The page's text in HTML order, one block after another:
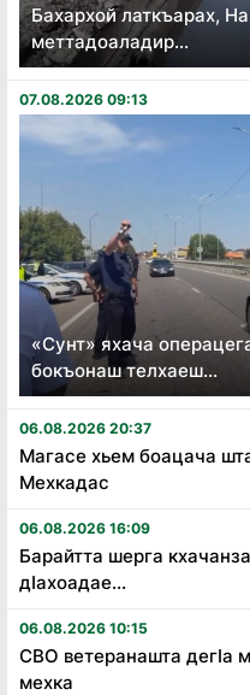
Бахархой латкъарах,
меттадоаладир...
07.08.2026 09:13
«Сунт» яхача
бокъонаш телхаеш...
06.08.2026 20:37
Магасе хьем боацача
Мехкадас
06.08.2026 16:09
Барайтта шерга
дӏахоадае...
06.08.2026 10:15
СВО ветеранашта дегӏа
мехка